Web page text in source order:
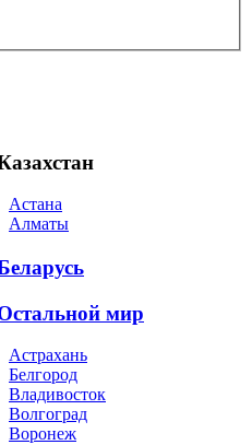
Астана
Алматы
мир
Астрахань
Белгород
Владивосток
Волгоград
Воронеж